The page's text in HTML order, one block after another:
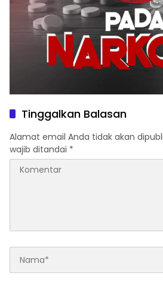
Tinggalkan Balasan
Alamat email Anda tidak akan
wajib ditandai *